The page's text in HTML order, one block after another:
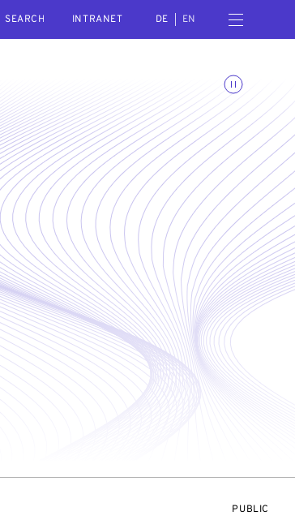
INTRANET
DE EN Open navigation menu
Toggle animations
EVENT
PUBLIC